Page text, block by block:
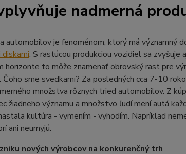
nadmerná
automobilov je fenoménom, ktorý má významný
. S rastúcou produkciou vozidiel sa
horizonte to môže znamenať obrovský rast pre
sme svedkami? Za posledných cca 7-10
množstva rôznych tried automobilov. Z
žiadneho významu a množstvo ľudí mení autá
kultúra - vymením - vyhodím. Napríklad
ani neumyjú.
nových výrobcov na konkurenčný trh